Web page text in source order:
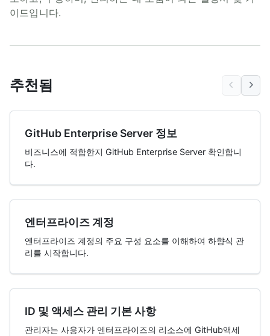
이드입니다.
추천됨
GitHub Enterprise Server 정보
비즈니스에 적합한지 GitHub Enterprise Server 확인합니
다.
엔터프라이즈 계정
엔터프라이즈 계정의 주요 구성 요소를 이해하여 하향식 관
리를 시작합니다.
ID 및 액세스 관리 기본 사항
관리자는 사용자가 엔터프라이즈의 리소스에 GitHub액세